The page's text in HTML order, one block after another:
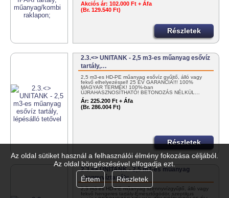
Az oldal sütiket használ a felhasználói élmény fokozása céljából.
Az oldal böngészésével elfogadja ezt.
Értem
Részletek
Akciós ár: 102.000 Ft + Áfa
(Br. 129.540 Ft)
Részletek
2.3.<> UNITANK - 2,5 m3-es műanyag esővíz
tartály,…
2,5 m3-es HD-PE műanyag esővíz gyűjtő, álló vagy
fekvő elhelyezéssel! 25 ÉV GARANCIA!!! 100%
MAGYAR TERMÉK! 100%-ban
ÚJRAHASZNOSÍTHATÓ! BETONOZÁS NÉLKÜL…
Ár: 225.200 Ft + Áfa
(Br. 286.004 Ft)
Részletek
2.3.<> UNITANK - 2,5 m3-es műanyag
szennyvíztartály,…
2,5 m3-es HD-PE műanyag szennyvízgyűjtő, álló vagy
fekvő hengeres tartály-Emésztőgödör, szeptikus